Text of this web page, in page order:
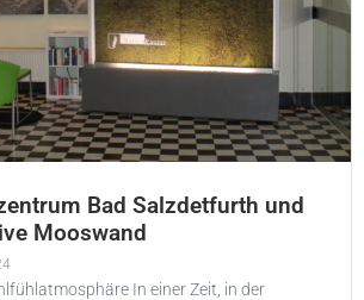
Bad Salzdetfurth und
Mooswand
In einer Zeit, in der